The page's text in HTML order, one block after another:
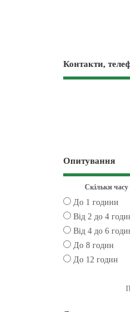
Контакти,
Опитування
Скільки часу
До 1 години
Від 2 до 4
Від 4 до 6
До 8 годин
До 12 годин